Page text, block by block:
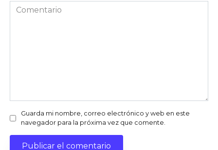
Comentario
Guarda mi nombre, correo electrónico y web en este
navegador para la próxima vez que comente.